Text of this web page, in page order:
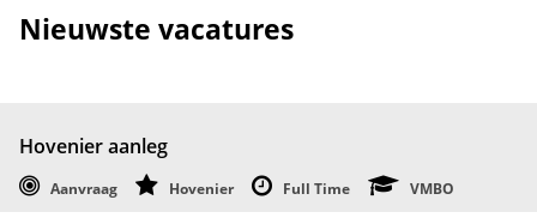
Nieuwste vacatures
Hovenier aanleg
Aanvraag Hovenier Full Time VMBO